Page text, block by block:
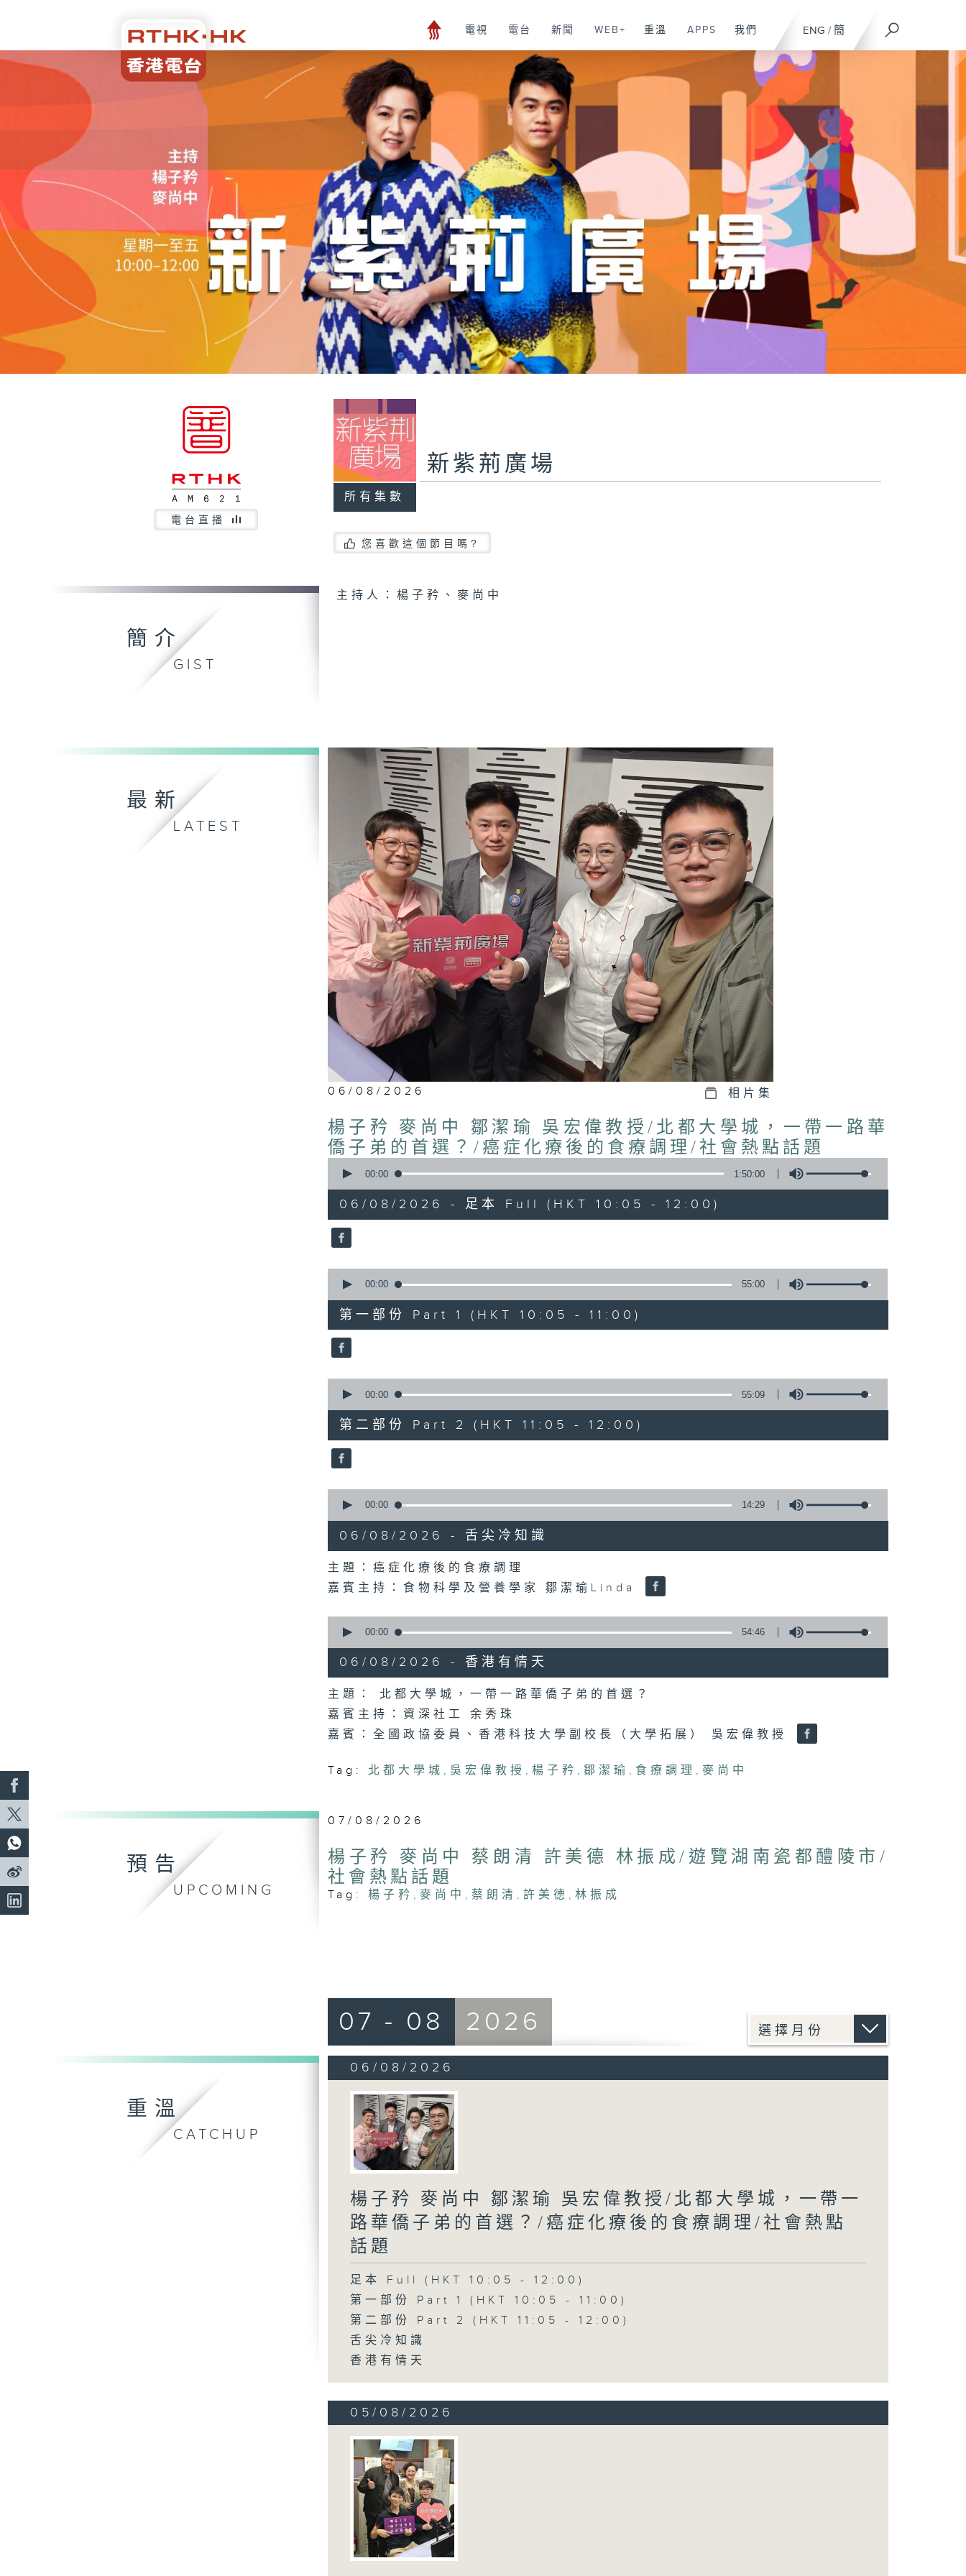
ENG / 簡
電視 電台 新聞 WEB+ 重溫 APPS 我們
電台直播
所有集數
新紫荊廣場
您喜歡這個節目嗎?
簡介
GIST
主持人：楊子矜、麥尚中
最新
LATEST
06/08/2026 相片集
楊子矜 麥尚中 鄒潔瑜 吳宏偉教授/北都大學城，一帶一路華
僑子弟的首選？/癌症化療後的食療調理/社會熱點話題
seconds
hour,
50
minutes,
90%
00:00 1:50:00
06/08/2026 - 足本 Full (HKT 10:05 - 12:00)
seconds
55
minutes,
0
seconds
90%
00:00 55:00
第一部份 Part 1 (HKT 10:05 - 11:00)
seconds
55
minutes,
9
seconds
90%
00:00 55:09
第二部份 Part 2 (HKT 11:05 - 12:00)
seconds
14
minutes,
29
secondsVolume
90%
00:00 14:29
06/08/2026 - 舌尖冷知識
主題：癌症化療後的食療調理
嘉賓主持：食物科學及營養學家 鄒潔瑜Linda
seconds
54
minutes,
46
secondsVolume
90%
00:00 54:46
06/08/2026 - 香港有情天
主題： 北都大學城，一帶一路華僑子弟的首選？
嘉賓主持：資深社工 余秀珠
嘉賓：全國政協委員、香港科技大學副校長（大學拓展） 吳宏偉教授
Tag: 北都大學城 , 吳宏偉教授 , 楊子矜 , 鄒潔瑜 , 食療調理 , 麥尚中
預告
UPCOMING
07/08/2026
楊子矜 麥尚中 蔡朗清 許美德 林振成/遊覽湖南瓷都醴陵市/
社會熱點話題
Tag: 楊子矜 , 麥尚中 , 蔡朗清 , 許美德 , 林振成
重溫
CATCHUP
07 - 08 2026
06/08/2026
楊子矜 麥尚中 鄒潔瑜 吳宏偉教授/北都大學城，一帶一
路華僑子弟的首選？/癌症化療後的食療調理/社會熱點
話題
足本 Full (HKT 10:05 - 12:00)
第一部份 Part 1 (HKT 10:05 - 11:00)
第二部份 Part 2 (HKT 11:05 - 12:00)
舌尖冷知識
香港有情天
05/08/2026